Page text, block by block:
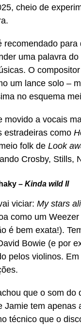
cheio de
recomendado
uma palavra
O
um lance solo –
no esquema
movido a vocais
estradeiras como
folk de Look
Crosby, Stills,
– Kinda wild II
viciar: My stars
como um
é bem exata!).
Bowie (e por
pelos violinos. Em
que o som
Jamie tem apenas
técnico que o